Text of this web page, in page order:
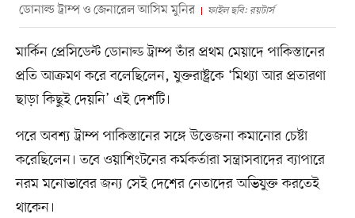
ডোনাল্ড ট্রাম্প ও জেনারেল আসিম মুনির ফাইল ছবি: রয়টার্স
মার্কিন প্রেসিডেন্ট ডোনাল্ড ট্রাম্প তাঁর প্রথম মেয়াদে পাকিস্তানের
প্রতি আক্রমণ করে বলেছিলেন, যুক্তরাষ্ট্রকে ‘মিথ্যা আর প্রতারণা
ছাড়া কিছুই দেয়নি’ এই দেশটি।
পরে অবশ্য ট্রাম্প পাকিস্তানের সঙ্গে উত্তেজনা কমানোর চেষ্টা
করেছিলেন। তবে ওয়াশিংটনের কর্মকর্তারা সন্ত্রাসবাদের ব্যাপারে
নরম মনোভাবের জন্য সেই দেশের নেতাদের অভিযুক্ত করতেই
থাকেন।